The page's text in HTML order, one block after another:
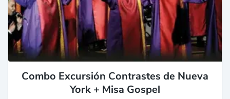
Combo Excursión Contrastes de Nueva
York + Misa Gospel